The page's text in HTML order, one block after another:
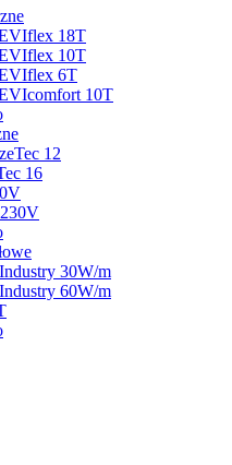
18T
10T
6T
10T
12
16
30W/m
60W/m